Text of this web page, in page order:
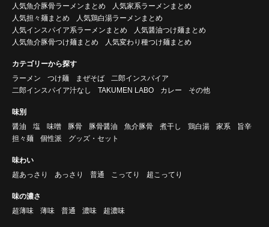
人気魚介豚骨ラーメンまとめ
人気家系ラーメンまとめ
人気担々麺まとめ
人気鶏白湯ラーメンまとめ
人気インスパイア系ラーメンまとめ
人気醤油つけ麺まとめ
人気魚介豚骨つけ麺まとめ
人気変わり種つけ麺まとめ
カテゴリーから探す
ラーメン
つけ麺 まぜそば
二郎インスパイア
二郎インスパイア汁なし
TAKUMEN LABO カレー その他
味別
醤油
塩 味噌 豚骨 豚骨醤油 魚介豚骨 煮干し 鶏白湯 家系
旨辛
担々麺
個性派 グッズ・セット
味わい
超あっさり
あっさり 普通 こってり 超こってり
味の濃さ
超薄味
薄味 普通 濃味 超濃味